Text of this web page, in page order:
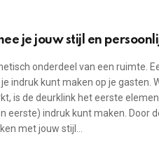
je jouw stijl en
onderdeel van een ruimte.
indruk kunt maken op je gasten.
is de deurklink het eerste
eerste) indruk kunt maken. Door
met jouw stijl…